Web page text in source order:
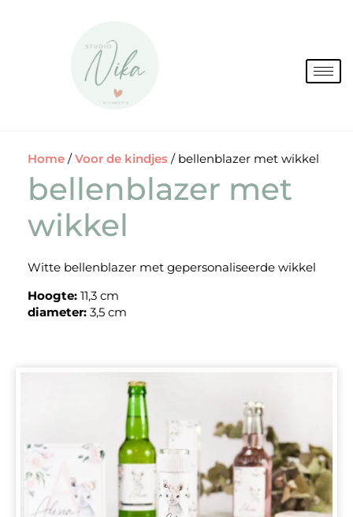
Home /Voor de kindjes / bellenblazer met wikkel
bellenblazer met
wikkel
Witte bellenblazer met gepersonaliseerde wikkel
Hoogte: 11,3 cm
diameter: 3,5 cm